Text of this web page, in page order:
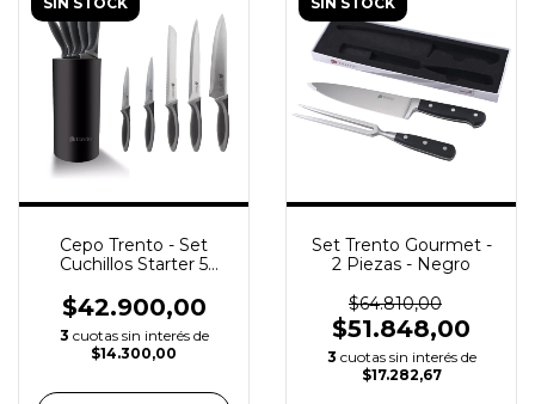
Cepo Trento - Set
Cuchillos Starter 5
$42.900,00
3 cuotas sin interés de
$14.300,00
Set Trento Gourmet -
2 Piezas - Negro
$64.810,00
$51.848,00
3 cuotas sin interés de
$17.282,67